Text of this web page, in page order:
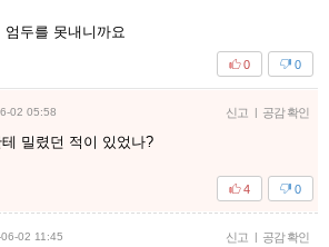
두를 못내니까요
0
0
02 05:58 신고 | 공감 확인
밀렸던 적이 있었나?
0
4
02 11:45 신고 | 공감 확인